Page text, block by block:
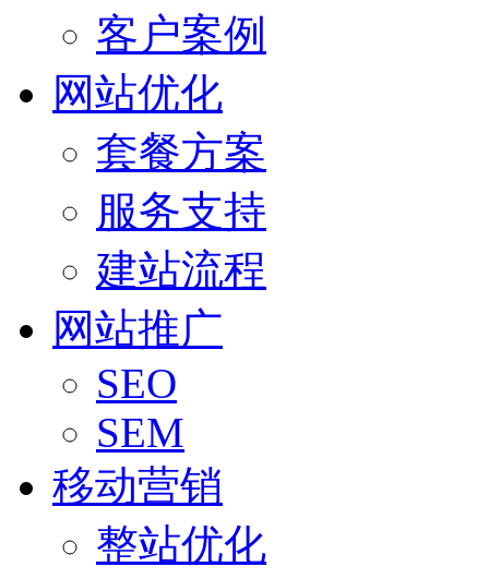
客户案例
网站优化
套餐方案
服务支持
建站流程
网站推广
SEO
SEM
移动营销
整站优化